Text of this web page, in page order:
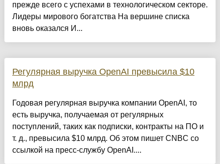
прежде всего с успехами в технологическом секторе.
Лидеры мирового богатства На вершине списка
вновь оказался И...
Регулярная выручка OpenAI превысила $10
млрд
Годовая регулярная выручка компании OpenAI, то
есть выручка, получаемая от регулярных
поступлений, таких как подписки, контракты на ПО и
т. д., превысила $10 млрд. Об этом пишет CNBC со
ссылкой на пресс-службу OpenAI....